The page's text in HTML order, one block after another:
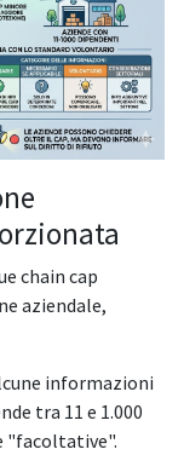
chain cap
aziendale,
informazioni
tra 11 e 1.000
"facoltative".